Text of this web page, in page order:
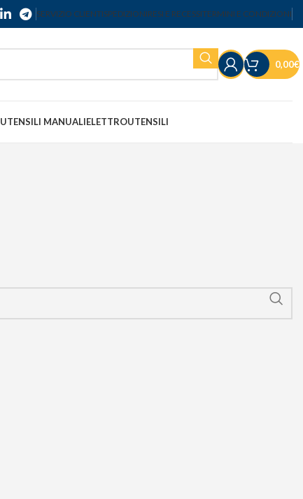
SERVIZIO CLIENTISPEDIZIONIRESI E RECESSITERMINI E CONDIZIONI
0,00€
UTENSILI MANUALIELETTROUTENSILI